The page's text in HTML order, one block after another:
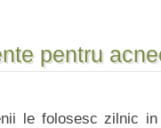
pentru
le folosesc zilnic